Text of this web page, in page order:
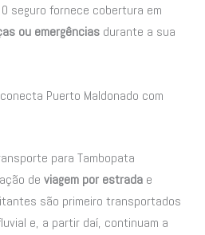
seguro fornece cobertura em
ou emergências durante a sua
Puerto Maldonado com
para Tambopata
deviagem por estrada e
são primeiro transportados
e, a partir daí, continuam a